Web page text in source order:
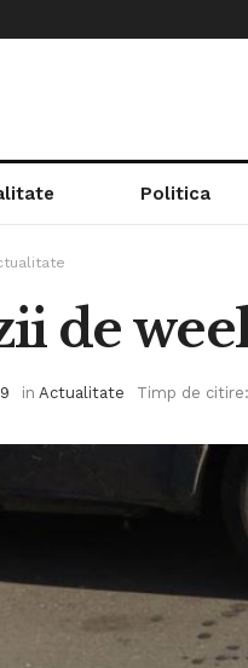
Politica
de
in Actualitate Timp de